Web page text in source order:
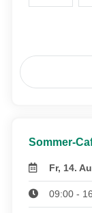
Sommer-
Fr, 14.
09:00 -